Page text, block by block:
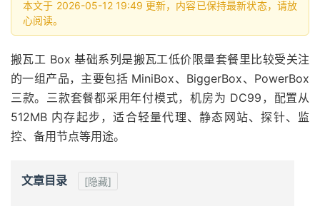
本文于 2026-05-12 19:49 更新，内容已保持最新状态，请放
心阅读。
搬瓦工 Box 基础系列是搬瓦工低价限量套餐里比较受关注
的一组产品，主要包括 MiniBox、BiggerBox、PowerBox
三款。三款套餐都采用年付模式，机房为 DC99，配置从
512MB 内存起步，适合轻量代理、静态网站、探针、监
控、备用节点等用途。
文章目录 [隐藏]